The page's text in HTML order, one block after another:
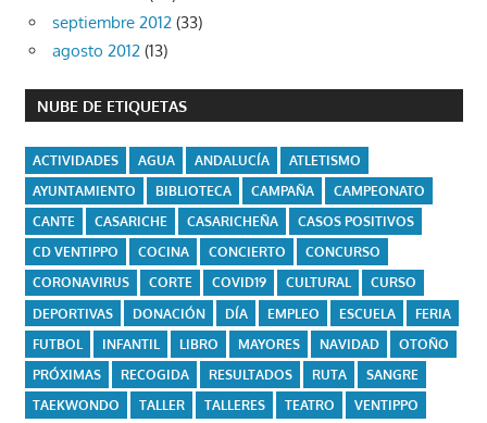
septiembre 2012 (33)
agosto 2012 (13)
NUBE DE ETIQUETAS
ACTIVIDADES AGUA ANDALUCÍA
ATLETISMO
AYUNTAMIENTO
BIBLIOTECA CAMPAÑA
CAMPEONATO
CANTE
CASARICHE CASARICHEÑA
CASOS POSITIVOS
CD VENTIPPO
COCINA CONCIERTO
CONCURSO
CORONAVIRUS
CORTE COVID19 CULTURAL
CURSO
DEPORTIVAS
DONACIÓN DÍA EMPLEO ESCUELA
FERIA
FUTBOL
INFANTIL LIBRO MAYORES NAVIDAD
OTOÑO
PRÓXIMAS
RECOGIDA RESULTADOS RUTA
SANGRE
TAEKWONDO
TALLER TALLERES TEATRO
VENTIPPO